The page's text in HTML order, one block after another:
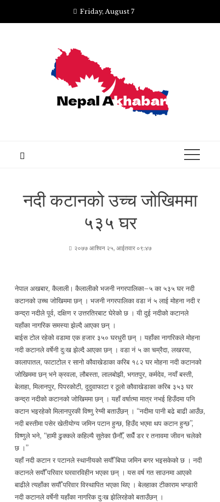
Friday, August 7
नदी कटानको उच्च जोखिममा
५३५ घर
२०७७ आश्विन २५, आईतवार ०९:४७
नेपाल अखबार, कैलाली। कैलालीको भजनी नगरपालिका–५ का ५३५ घर नदी
कटानको उच्च जोखिममा छन् । भजनी नगरपालिका वडा नं ५ लाई मोहना नदी र
कन्द्रा नदीले पूर्व, दक्षिण र उत्तरतिरबाट घेरेको छ । यी दुई नदीको कटानले
यहाँका नागरिक समस्या झेल्दै आएका छन् ।
बाईस टोल रहेको वडामा एक हजार ३५० घरधुरी छन् । यहाँका नागरिकले मोहना
नदी कटानले वर्षेनी दुःख झेल्दै आएका छन् । वडा नं ५ का चम्रैदा, लखरया,
कालापातल, फाटाटोल र सानो कौवाखेडाका करिब १८२ घर मोहना नदी कटानको
जोखिममा छन् भने क्रवला, लौबस्ता, लालबोझी, भगतपुर, कर्मदेव, नयाँ बस्ती,
बेलाहा, मिलानपुर, पिपरकोटी, दुदुवाफाटा र ठूलो कौवाखेडाका करिब ३५३ घर
कन्द्रा नदीको कटानको जोखिममा छन् । यहाँ वर्षात्मा मात्र नभई हिउँदमा पनि
कटान भइरहेको मिलानपुरकी विष्णु रेग्मी बताउँछन् । “नदीमा पानी बढे बाढी आउँछ,
नदी बस्तीमा पसेर खेतीयोग्य जमिन पटान हुन्छ, हिउँद भएमा थप कटान हुन्छ”,
विष्णुले भने, “हामी ढुक्कले कहिल्यै सुतेका छैनौँ, सधैँ डर र तनावमा जीवन चलेको
छ ।”
यहाँ नदी कटान र पटानले स्थानीयको सयौँ बिघा जमिन बगर भइसकेको छ । नदी
कटानले सयौंँ परिवार घरवारविहीन भएका छन् । यस वर्ष गत साउनमा आएको
बाढीले त्यहाँका सयौँ परिवार विस्थापित भएका थिए । बेलहाका टीकाराम भण्डारी
नदी कटानले वर्षेनी यहाँका नागरिक दुःख झेलिरहेको बताउँछन् ।